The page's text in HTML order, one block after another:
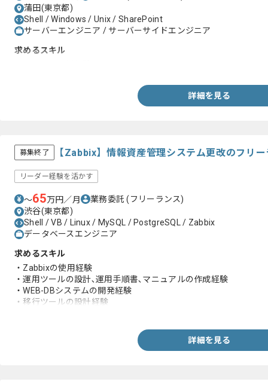
蒲田(東京都)
Shell / Windows / Unix / SharePoint
サーバーエンジニア / サーバーサイドエンジニア
求めるスキル
詳細を見る
募集終了 【Zabbix】情報資産管理システム更改のフリ
リーダー経験を活かす
〜65万円／月 業務委託(フリーランス)
渋谷(東京都)
Shell / VB / Linux / MySQL / PostgreSQL / Zabbix
データベースエンジニア
求めるスキル
・Zabbixの使用経験
・運用ツールの設計､運用手順書､マニュアルの作成経験
・WEB-DBシステムの開発経験
・移行ツールの設計経験
詳細を見る